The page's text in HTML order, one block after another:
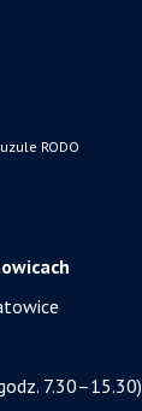
RODO
7.30–15.30)